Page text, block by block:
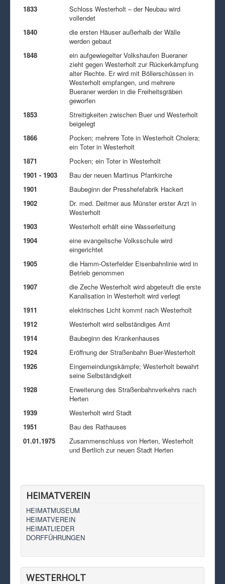
1833
Schloss Westerholt – der Neubau wird
vollendet
1840
die ersten Häuser außerhalb der Wälle
werden gebaut
1848
ein aufgewiegelter Volkshaufen Bueraner
zieht gegen Westerholt zur Rückerkämpfung
alter Rechte. Er wird mit Böllerschüssen in
Westerholt empfangen, und mehrere
Bueraner werden in die Freiheitsgräben
geworfen
1853
Streitigkeiten zwischen Buer und Westerholt
beigelegt
1866
Pocken; mehrere Tote in Westerholt Cholera;
ein Toter in Westerholt
1871
Pocken; ein Toter in Westerholt
1901 - 1903
Bau der neuen Martinus Pfarrkirche
1901
Baubeginn der Presshefefabrik Hackert
1902
Dr. med. Deitmer aus Münster erster Arzt in
Westerholt
1903
Westerholt erhält eine Wasserleitung
1904
eine evangelische Volksschule wird
eingerichtet
1905
die Hamm-Osterfelder Eisenbahnlinie wird in
Betrieb genommen
1907
die Zeche Westerholt wird abgeteuft die erste
Kanalisation in Westerholt wird verlegt
1911
elektrisches Licht kommt nach Westerholt
1912
Westerholt wird selbständiges Amt
1914
Baubeginn des Krankenhauses
1924
Eröffnung der Straßenbahn Buer-Westerholt
1926
Eingemeindungskämpfe; Westerholt bewahrt
seine Selbständigkeit
1928
Erweiterung des Straßenbahnverkehrs nach
Herten
1939
Westerholt wird Stadt
1951
Bau des Rathauses
01.01.1975
Zusammenschluss von Herten, Westerholt
und Bertlich zur neuen Stadt Herten
HEIMATVEREIN
HEIMATMUSEUM
HEIMATVEREIN
HEIMATLIEDER
DORFFÜHRUNGEN
WESTERHOLT